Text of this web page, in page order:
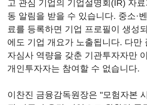
고 관심 기업의 기업설명회(IR) 자
동 알림을 받을 수 있습니다. 중소·
료를 등록하면 기업 프로필이 생성
에도 기업 개요가 노출됩니다. 다만
자심사 역량을 갖춘 기관투자자만
개인투자자는 참여할 수 없습니다.
이찬진 금융감독원장은 "모험자본